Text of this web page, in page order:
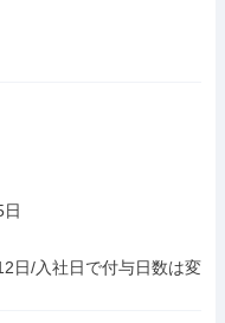
日/入社日で付与日数は変